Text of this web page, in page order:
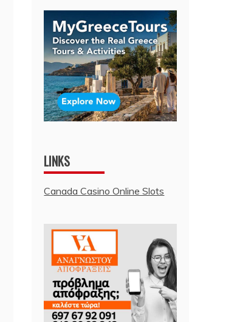
LINKS
Canada Casino Online Slots